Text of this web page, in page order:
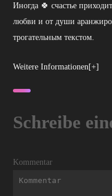
Иногда 🍀 счастье
любви и от души
трогательным текстом.
Weitere Informationen[+]
Schreibe
Kommentar